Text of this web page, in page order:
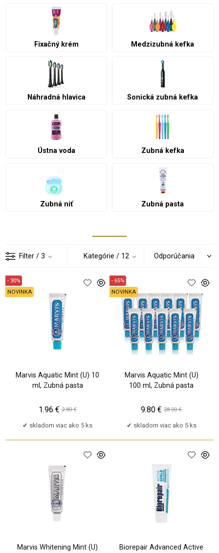
Fixačný krém Medzizubná kefka
Náhradná hlavica Sonická zubná kefka
Ústna voda Zubná kefka
Zubná niť Zubná pasta
Filter / 3 Kategórie / 12
Marvis Aquatic Mint (U) 10
ml, Zubná pasta
- 30%
NOVINKA
skladom viac ako 5 ks
1.96 € 2.80 €
Marvis Aquatic Mint (U)
100 ml, Zubná pasta
- 65%
NOVINKA
skladom viac ako 5 ks
9.80 € 28.00 €
Marvis Whitening Mint (U)
Biorepair Advanced Active